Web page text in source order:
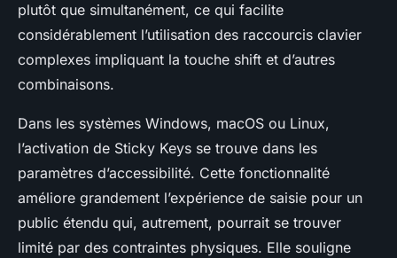
plutôt que simultanément, ce qui facilite
considérablement l’utilisation des raccourcis clavier
complexes impliquant la touche shift et d’autres
combinaisons.
Dans les systèmes Windows, macOS ou Linux,
l’activation de Sticky Keys se trouve dans les
paramètres d’accessibilité. Cette fonctionnalité
améliore grandement l’expérience de saisie pour un
public étendu qui, autrement, pourrait se trouver
limité par des contraintes physiques. Elle souligne